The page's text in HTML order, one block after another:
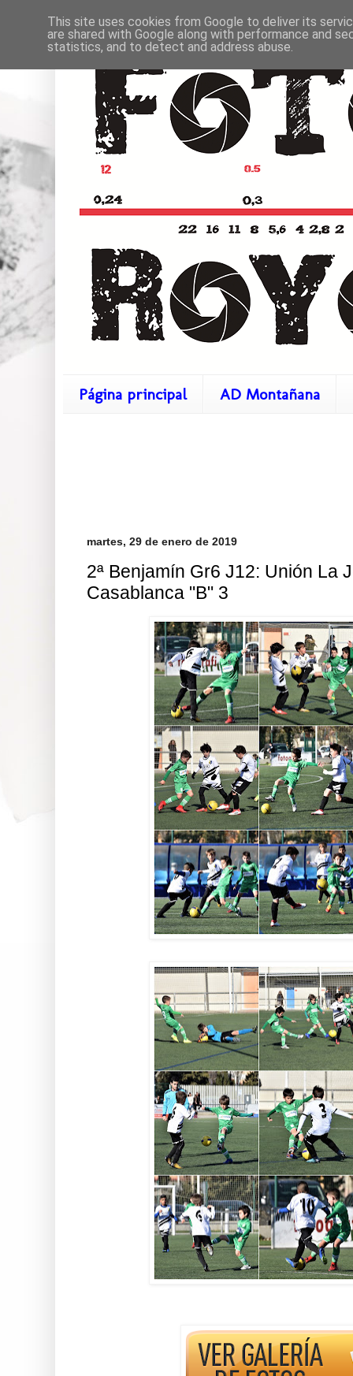
Página principal AD Montañana
martes, 29 de enero de 2019
2ª Benjamín Gr6 J12: Unión La
Casablanca "B" 3
This site uses cookies from Google to deliver its
are shared with Google along with performance and
statistics, and to detect and address abuse.